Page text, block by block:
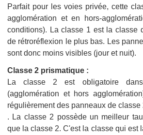
Parfait pour les voies privée, cette
agglomération et en hors-
conditions). La classe 1 est la classe
de rétroréflexion le plus bas. Les
sont donc moins visibles (jour et nuit).
Classe 2 prismatique :
La classe 2 est obligatoire
(agglomération et hors
régulièrement des panneaux de classe
. La classe 2 possède un meilleur
que la classe 2. C'est la classe qui est